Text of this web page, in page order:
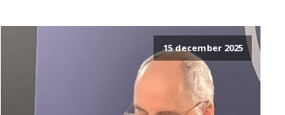
15 december 2025